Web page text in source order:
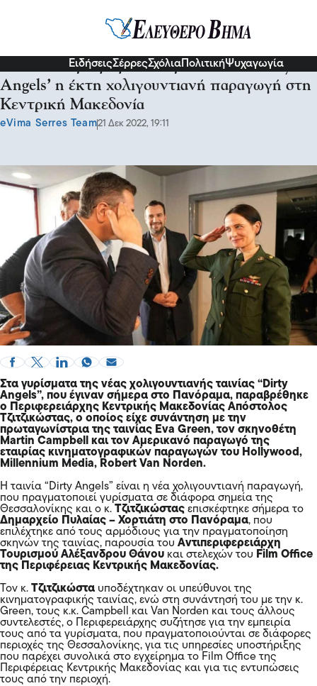
ΕιδήσειςΣέρρεςΣχόλια ΠολιτικήΨυχαγωγία
Απόστολος Τζιτζικώστας: Η ταινία ‘Dirty
Angels’ η έκτη χολιγουντιανή παραγωγή στη
Κεντρική Μακεδονία
eVima Serres Team21 Δεκ 2022, 19:11
Στα γυρίσματα της νέας χολιγουντιανής ταινίας “Dirty
Angels”, που έγιναν σήμερα στο Πανόραμα, παραβρέθηκε
ο Περιφερειάρχης Κεντρικής Μακεδονίας Απόστολος
Τζιτζικώστας, ο οποίος είχε συνάντηση με την
πρωταγωνίστρια της ταινίας Eva Green, τον σκηνοθέτη
Martin Campbell και τον Αμερικανό παραγωγό της
εταιρίας κινηματογραφικών παραγωγών του Hollywood,
Millennium Media, Robert Van Norden.
Η ταινία “Dirty Angels” είναι η νέα χολιγουντιανή παραγωγή,
που πραγματοποιεί γυρίσματα σε διάφορα σημεία της
Θεσσαλονίκης και ο κ. Τζιτζικώστας επισκέφτηκε σήμερα το
Δημαρχείο Πυλαίας – Χορτιάτη στο Πανόραμα, που
επιλέχτηκε από τους αρμόδιους για την πραγματοποίηση
σκηνών της ταινίας, παρουσία του Αντιπεριφερειάρχη
Τουρισμού Αλέξανδρου Θάνου και στελεχών του Film Office
της Περιφέρειας Κεντρικής Μακεδονίας.
Τον κ. Τζιτζικώστα υποδέχτηκαν οι υπεύθυνοι της
κινηματογραφικής ταινίας, ενώ στη συνάντησή του με την κ.
Green, τους κ.κ. Campbell και Van Norden και τους άλλους
συντελεστές, ο Περιφερειάρχης συζήτησε για την εμπειρία
τους από τα γυρίσματα, που πραγματοποιούνται σε διάφορες
περιοχές της Θεσσαλονίκης, για τις υπηρεσίες υποστήριξης
που παρέχει συνολικά στο εγχείρημα το Film Office της
Περιφέρειας Κεντρικής Μακεδονίας και για τις εντυπώσεις
τους από την περιοχή.